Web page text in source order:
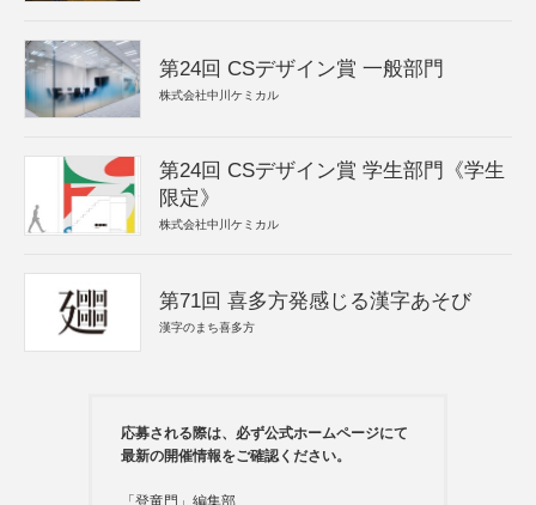
第24回 CSデザイン賞 一般部門
株式会社中川ケミカル
第24回 CSデザイン賞 学生部門《学生
限定》
株式会社中川ケミカル
第71回 喜多方発感じる漢字あそび
漢字のまち喜多方
応募される際は、必ず公式ホームページにて
最新の開催情報をご確認ください。
「登竜門」編集部